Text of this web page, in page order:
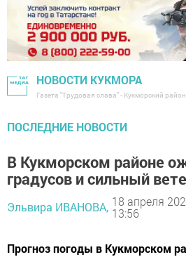
НОВОСТИ КУКМОРА
Газета "Трудовая слава" - Кукморский район
ПОСЛЕДНИЕ НОВОСТИ
В Кукморском районе
градусов и сильный
Эльвира ИВАНОВА, 18 апреля
13:56
Прогноз погоды в Кукморском